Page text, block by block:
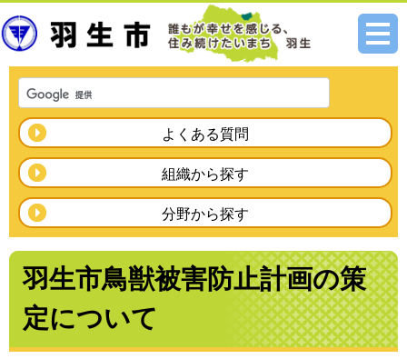
メニ
よくある質問
組織から探す
分野から探す
羽生市鳥獣被害防止計画の策
定について